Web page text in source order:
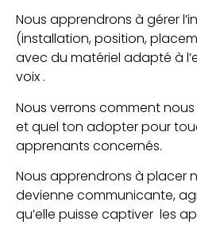
Nous apprendrons à gérer
(installation, position,
avec du matériel adapté à
voix .
Nous verrons comment
et quel ton adopter pour
apprenants concernés.
Nous apprendrons à placer
devienne communicante,
qu’elle puisse captiver les